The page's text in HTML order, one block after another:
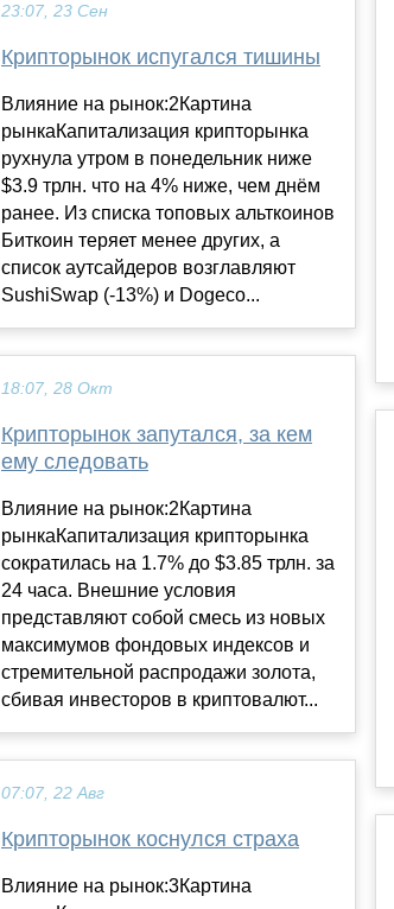
23:07, 23 Сен
Крипторынок испугался тишины
Влияние на рынок:2Картина
рынкаКапитализация крипторынка
рухнула утром в понедельник ниже
$3.9 трлн. что на 4% ниже, чем днём
ранее. Из списка топовых альткоинов
Биткоин теряет менее других, а
список аутсайдеров возглавляют
SushiSwap (-13%) и Dogeco...
18:07, 28 Окт
Крипторынок запутался, за кем
ему следовать
Влияние на рынок:2Картина
рынкаКапитализация крипторынка
сократилась на 1.7% до $3.85 трлн. за
24 часа. Внешние условия
представляют собой смесь из новых
максимумов фондовых индексов и
стремительной распродажи золота,
сбивая инвесторов в криптовалют...
07:07, 22 Авг
Крипторынок коснулся страха
Влияние на рынок:3Картина